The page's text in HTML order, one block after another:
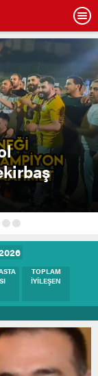
BUGÜNKÜ
İYİLEŞEN